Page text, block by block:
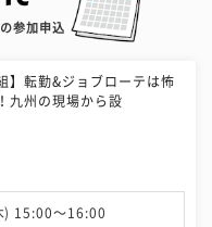
参加申込
】転勤&ジョブローテは怖
九州の現場から設
) 15:00〜16:00